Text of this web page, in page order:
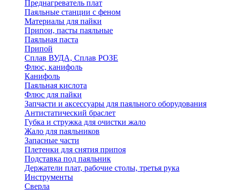
Преднагреватель плат
Паяльные станции с феном
Материалы для пайки
Припои, пасты паяльные
Паяльная паста
Припой
Сплав ВУДА, Сплав РОЗЕ
Флюс, канифоль
Канифоль
Паяльная кислота
Флюс для пайки
Запчасти и аксессуары для паяльного оборудования
Антистатический браслет
Губка и стружка для очистки жало
Жало для паяльников
Запасные части
Плетенки для снятия припоя
Подставка под паяльник
Держатели плат, рабочие столы, третья рука
Инструменты
Сверла